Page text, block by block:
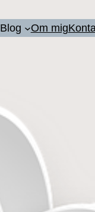
Blog Om mig